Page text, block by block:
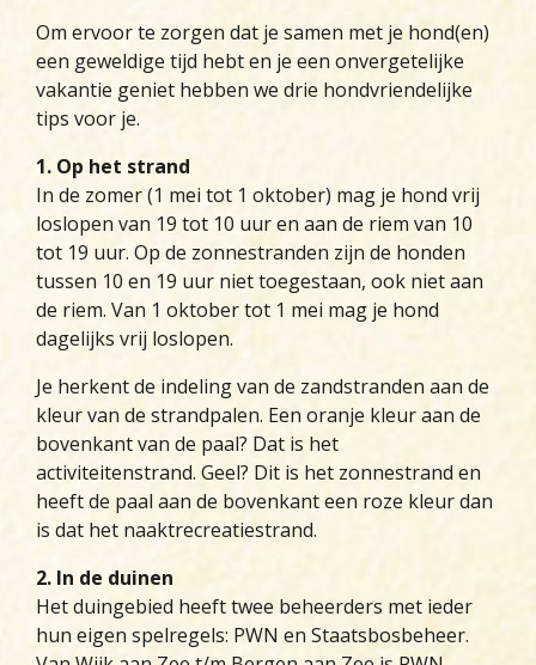
Om ervoor te zorgen dat je samen met je hond(en)
een geweldige tijd hebt en je een onvergetelijke
vakantie geniet hebben we drie hondvriendelijke
tips voor je.
1. Op het strand
In de zomer (1 mei tot 1 oktober) mag je hond vrij
loslopen van 19 tot 10 uur en aan de riem van 10
tot 19 uur. Op de zonnestranden zijn de honden
tussen 10 en 19 uur niet toegestaan, ook niet aan
de riem. Van 1 oktober tot 1 mei mag je hond
dagelijks vrij loslopen.
Je herkent de indeling van de zandstranden aan de
kleur van de strandpalen. Een oranje kleur aan de
bovenkant van de paal? Dat is het
activiteitenstrand. Geel? Dit is het zonnestrand en
heeft de paal aan de bovenkant een roze kleur dan
is dat het naaktrecreatiestrand.
2. In de duinen
Het duingebied heeft twee beheerders met ieder
hun eigen spelregels: PWN en Staatsbosbeheer.